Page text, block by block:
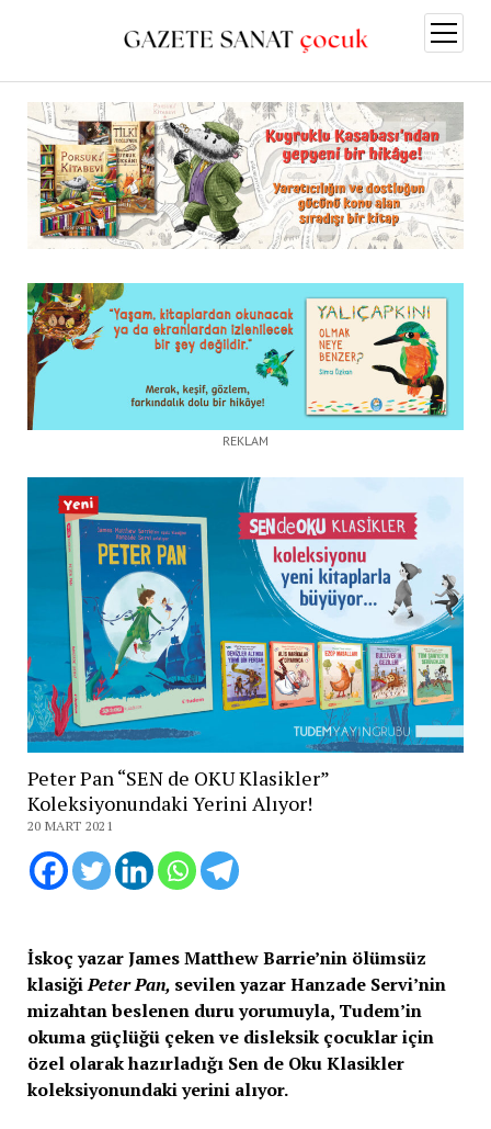
aç
REKLAM
Peter Pan “SEN de OKU Klasikler”
Koleksiyonundaki Yerini Alıyor!
20 MART 2021
İskoç yazar James Matthew Barrie’nin ölümsüz
klasiğiPeter Pan, sevilen yazar Hanzade Servi’nin
mizahtan beslenen duru yorumuyla, Tudem’in
okuma güçlüğü çeken ve disleksik çocuklar için
özel olarak hazırladığı Sen de Oku Klasikler
koleksiyonundaki yerini alıyor.